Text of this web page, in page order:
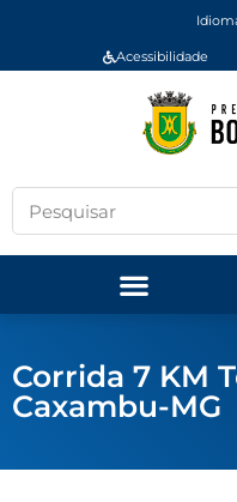
Acessibilidade
Corrida 7 KM
Caxambu-MG